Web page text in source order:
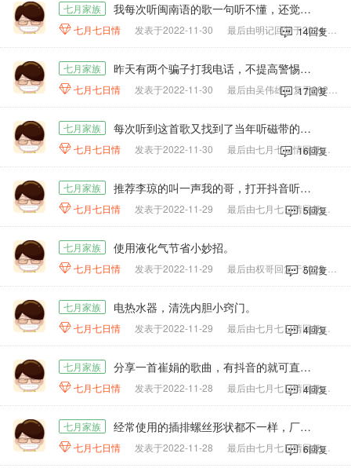
七月家族 我每次听闽南语的歌一句听不懂，还觉得挺好听，就是听曲子。
七月七日情 发表于2022-11-30 最后由明记回复于2024-02-21
14回复
七月家族 昨天有两个骗子打我电话，不提高警惕要吃亏。
七月七日情 发表于2022-11-30 最后由吴伟雄回复于2026-07-19
17回复
七月家族 每次听到这首歌又找到了当年听磁带的感觉
七月七日情 发表于2022-11-30 最后由七月七日情回复于2022-11-30
16回复
七月家族 推荐李琼的叫一声我的哥，打开抖音听完整版。
七月七日情 发表于2022-11-29 最后由七月七日情回复于2022-11-30
5回复
七月家族 使用液化气节省小妙招。
七月七日情 发表于2022-11-29 最后由权哥回复于2022-12-07
5回复
七月家族 电热水器，清洗内胆小窍门。
七月七日情 发表于2022-11-29 最后由七月七日情回复于2022-11-29
4回复
七月家族 分享一首崔娟的歌曲，有抖音的就可直接打开，唱的第1句就是歌曲的名字。
七月七日情 发表于2022-11-28 最后由七月七日情回复于2022-11-28
4回复
七月家族 经常使用的插排螺丝形状都不一样，厂家说是为了创新。
七月七日情 发表于2022-11-28 最后由七月七日情回复于2022-11-29
6回复